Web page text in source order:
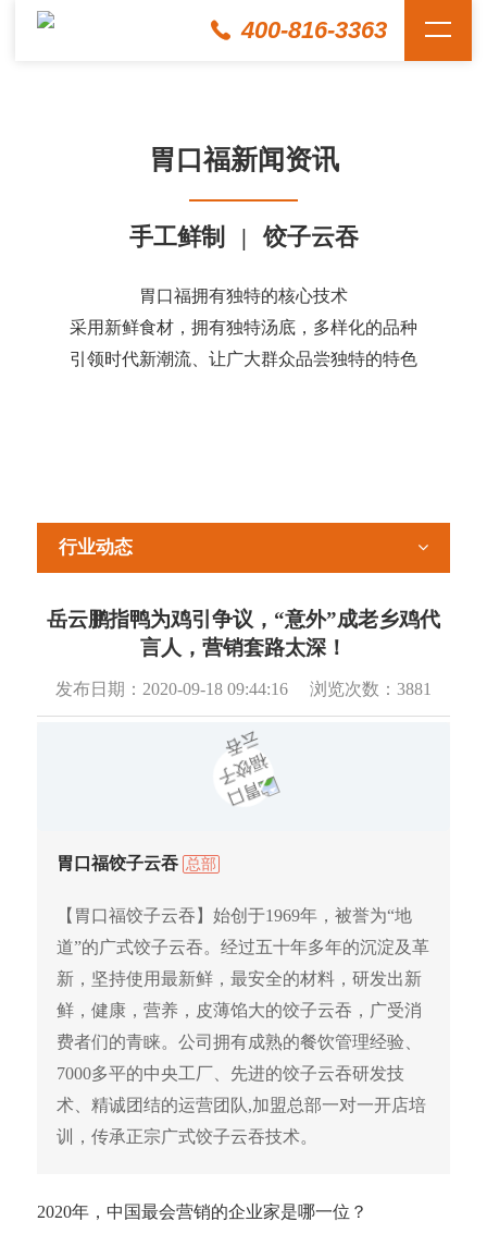
400-816-3363
胃口福新闻资讯
手工鲜制 | 饺子云吞
胃口福拥有独特的核心技术
采用新鲜食材，拥有独特汤底，多样化的品种
引领时代新潮流、让广大群众品尝独特的特色
行业动态
岳云鹏指鸭为鸡引争议，“意外”成老乡鸡代
言人，营销套路太深！
发布日期： 2020-09-18 09:44:16 浏览次数： 3881
胃口福饺子云吞 总部
【胃口福饺子云吞】始创于1969年，被誉为“地
道”的广式饺子云吞。经过五十年多年的沉淀及革
新，坚持使用最新鲜，最安全的材料，研发出新
鲜，健康，营养，皮薄馅大的饺子云吞，广受消
费者们的青睐。公司拥有成熟的餐饮管理经验、
7000多平的中央工厂、先进的饺子云吞研发技
术、精诚团结的运营团队,加盟总部一对一开店培
训，传承正宗广式饺子云吞技术。
2020年，中国最会营销的企业家是哪一位？